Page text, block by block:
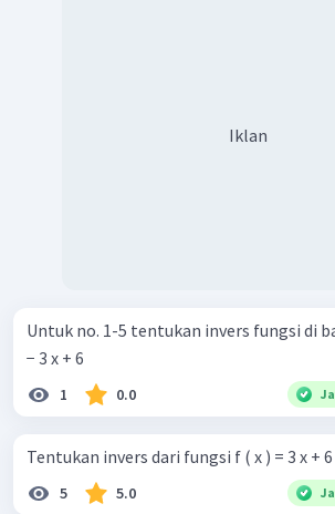
Iklan
Untuk no. 1-5 tentukan invers fungsi di bawah ini
− 3 x + 6
1 0.0
Tentukan invers dari fungsi f ( x ) = 3 x + 6
5 5.0